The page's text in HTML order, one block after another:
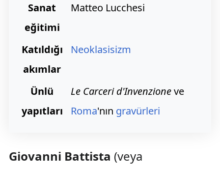
Sanat
eğitimi
Matteo Lucchesi
Katıldığı
akımlar
Neoklasisizm
Ünlü
yapıtları
Le Carceri d'Invenzioneve
Roma'nın gravürleri
Giovanni Battista (veya